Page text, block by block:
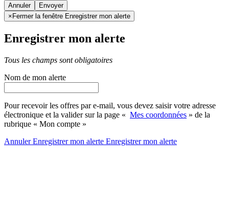
Annuler
× Fermer la fenêtre Enregistrer mon alerte
Enregistrer mon alerte
Tous les champs sont obligatoires
Nom de mon alerte
Pour recevoir les offres par e-mail, vous devez saisir votre adresse
électronique et la valider sur la page « Mes coordonnées » de la
rubrique « Mon compte »
AnnulerEnregistrer mon alerte Enregistrermon alerte